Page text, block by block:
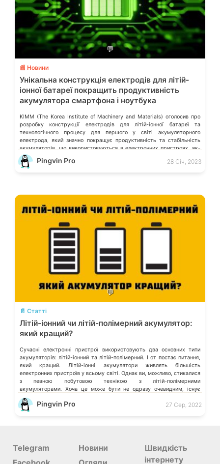
💬
📰 Новини
Унікальна конструкція електродів для літій-
іонної батареї покращить продуктивність
акумулятора смартфона і ноутбука
KIMM (The Korea Institute of Machinery and Materials) оголосив про
розробку конструкції електродів для літій-іонної батареї та
технологічного процесу для першого у світі акумуляторного
електрода, який значно покращує продуктивність та стабільність
акумуляторів, що використовуються в електронних пристроях, як-
от смартфони, ноутбуки та електромобілі. Літій-іонний чи літій-
полімерний акумулятор: який кращий? Дослідники створили
Pingvin Pro 28 Січ, 2023
💬
📄 Статті
Літій-іонний чи літій-полімерний акумулятор:
який кращий?
Сучасні електронні пристрої використовують два основних типи
акумуляторів: літій-іонний та літій-полімерний. І от постає питання,
який кращий. Літій-іонні акумулятори живлять більшість
електронних пристроїв у всьому світі. Однак ви, можливо, стикалися
з певною побутовою технікою з літій-полімерними
акумуляторами. Хоча це може бути не одразу очевидним, існує
значна різниця між літій-іонними та літій-полімерними
акумуляторами. У цій статті ми детально розглянемо […]
Pingvin Pro 27 Сер, 2022
Telegram
Новини
Швидкість
інтернету